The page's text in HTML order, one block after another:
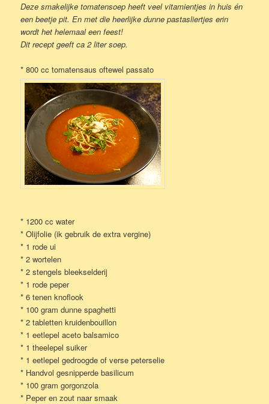
Deze smakelijke tomatensoep heeft veel vitamientjes in huis én
een beetje pit. En met die heerlijke dunne pastasliertjes erin
wordt het helemaal een feest!
Dit recept geeft ca 2 liter soep.
* 800 cc tomatensaus oftewel passato
* 1200 cc water
* Olijfolie (ik gebruik de extra vergine)
* 1 rode ui
* 2 wortelen
* 2 stengels bleekselderij
* 1 rode peper
* 6 tenen knoflook
* 100 gram dunne spaghetti
* 2 tabletten kruidenbouillon
* 1 eetlepel aceto balsamico
* 1 theelepel suiker
* 1 eetlepel gedroogde of verse peterselie
* Handvol gesnipperde basilicum
* 100 gram gorgonzola
* Peper en zout naar smaak